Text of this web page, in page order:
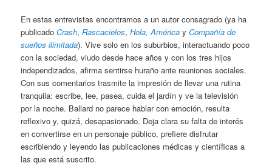
En estas entrevistas encontramos a un autor consagrado (ya ha
publicadoCrash,Rascacielos,Hola, América yCompañía de
sueños ilimitada). Vive solo en los suburbios, interactuando poco
con la sociedad, viudo desde hace años y con los tres hijos
independizados, afirma sentirse huraño ante reuniones sociales.
Con sus comentarios trasmite la impresión de llevar una rutina
tranquila: escribe, lee, pasea, cuida el jardín y ve la televisión
por la noche. Ballard no parece hablar con emoción, resulta
reflexivo y, quizá, desapasionado. Deja clara su falta de interés
en convertirse en un personaje público, prefiere disfrutar
escribiendo y leyendo las publicaciones médicas y científicas a
las que está suscrito.